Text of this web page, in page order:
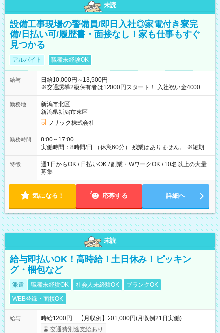
未読
設備工事現場の警備員/即日入社◎家電付き寮完
備/日払い可/履歴書・面接なし！家も仕事もすぐ
見つかる
アルバイト 職種未経験OK
給与
日給10,000円～13,500円
※交通誘導2級保有者は12000円スタート！ 入社祝い金4000円
【試用期間】試用期間なし
勤務地
新潟市北区
新潟県新潟市東区
フリック株式会社
勤務時間
8:00～17:00
実働時間：8時間/日 （休憩60分） 残業はありません。 ※短期の
募集は行っておりません。予めご了承くださいませ。
特徴
週1日からOK / 日払いOK / 副業・WワークOK / 10名以上の大量
募集
気になる！ 応募する 詳細へ
未読
給与即払いOK！高時給！土日休み！ピッキン
グ・梱包など
派遣 職種未経験OK 社会人未経験OK
ブランクOK
WEB登録・面接OK
給与
時給1200円 【月収例】201,000円(月収例21日実働)
交通費別途支給あり